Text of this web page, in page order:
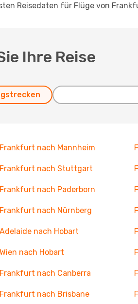
Reisedaten für Flüge von
Ihre Reise
nach Mannheim
nach Stuttgart
nach Paderborn
nach Nürnberg
nach Hobart
nach Hobart
nach Canberra
nach Brisbane